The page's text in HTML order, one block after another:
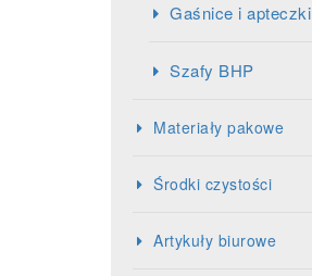
Gaśnice i apteczki
Szafy BHP
Materiały pakowe
Środki czystości
Artykuły biurowe